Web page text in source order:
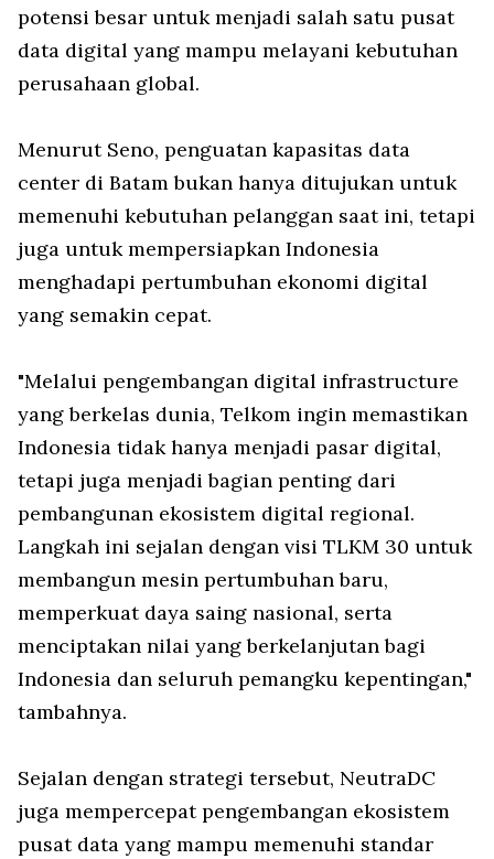
potensi besar untuk menjadi salah satu pusat
data digital yang mampu melayani kebutuhan
perusahaan global.
Menurut Seno, penguatan kapasitas data
center di Batam bukan hanya ditujukan untuk
memenuhi kebutuhan pelanggan saat ini, tetapi
juga untuk mempersiapkan Indonesia
menghadapi pertumbuhan ekonomi digital
yang semakin cepat.
"Melalui pengembangan digital infrastructure
yang berkelas dunia, Telkom ingin memastikan
Indonesia tidak hanya menjadi pasar digital,
tetapi juga menjadi bagian penting dari
pembangunan ekosistem digital regional.
Langkah ini sejalan dengan visi TLKM 30 untuk
membangun mesin pertumbuhan baru,
memperkuat daya saing nasional, serta
menciptakan nilai yang berkelanjutan bagi
Indonesia dan seluruh pemangku kepentingan,"
tambahnya.
Sejalan dengan strategi tersebut, NeutraDC
juga mempercepat pengembangan ekosistem
pusat data yang mampu memenuhi standar